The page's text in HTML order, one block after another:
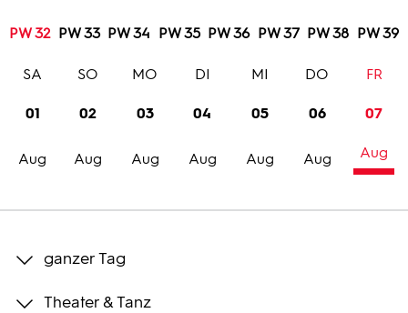
Programm
Trailer
Bilder
PW 32 PW 33 PW 34 PW 35 PW 36 PW 37 PW 38 PW 39
01
Aug
SA
02
Aug
SO
03
Aug
MO
04
Aug
DI
05
Aug
MI
06
Aug
DO
07
Aug
FR
ganzer Tag
Theater & Tanz